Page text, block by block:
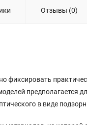
Отзывы (0)
фиксировать
предполагается
в виде